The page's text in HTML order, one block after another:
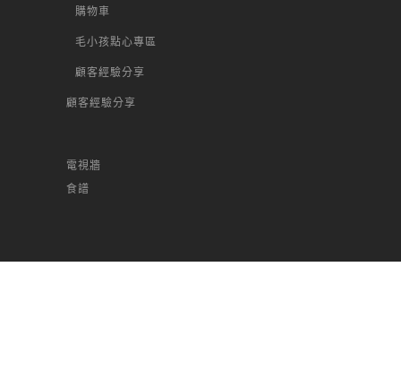
購物車
毛小孩點心專區
顧客經驗分享
顧客經驗分享
電視牆
食譜